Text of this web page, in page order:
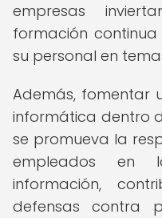
empresas
formación continua
su personal en
Además, fomentar
informática dentro
se promueva la
empleados en
información,
defensas contra